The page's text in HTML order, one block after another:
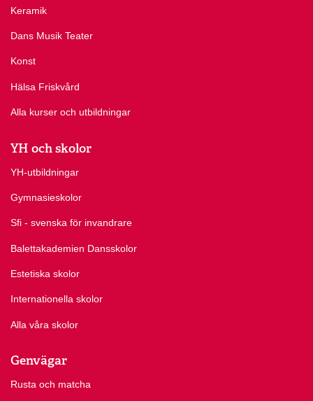
Keramik
Dans Musik Teater
Konst
Hälsa Friskvård
Alla kurser och utbildningar
YH och skolor
YH-utbildningar
Gymnasieskolor
Sfi - svenska för invandrare
Balettakademien Dansskolor
Estetiska skolor
Internationella skolor
Alla våra skolor
Genvägar
Rusta och matcha